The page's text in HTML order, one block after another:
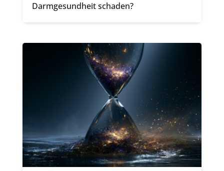
Darmgesundheit schaden?